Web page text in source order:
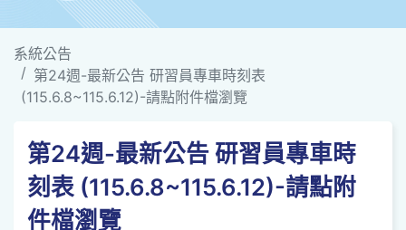
系統公告
第24週-最新公告 研習員專車時刻表
(115.6.8~115.6.12)-請點附件檔瀏覽
第24週-最新公告 研習員專車時
刻表 (115.6.8~115.6.12)-請點附
件檔瀏覽